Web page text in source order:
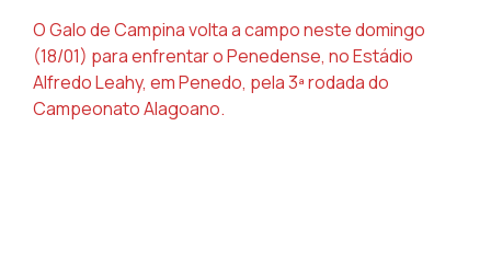
O Galo de Campina volta a campo neste domingo
(18/01) para enfrentar o Penedense, no Estádio
Alfredo Leahy, em Penedo, pela 3ª rodada do
Campeonato Alagoano.